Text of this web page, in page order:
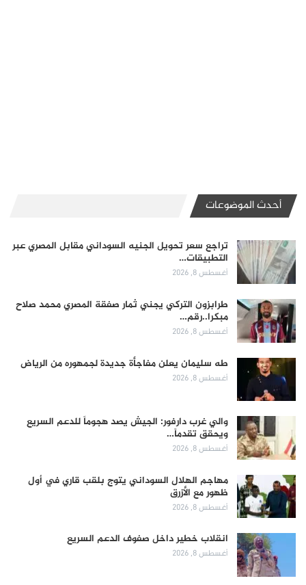
أحدث الموضوعات
تراجع سعر تحويل الجنيه السوداني مقابل المصري عبر
التطبيقات…
أغسطس 8, 2026
طرابزون التركي يجني ثمار صفقة المصري محمد صلاح
مبكرا..رقم…
أغسطس 8, 2026
طه سليمان يعلن مفاجأة جديدة لجمهوره من الرياض
أغسطس 8, 2026
والي غرب دارفور: الجيش يصد هجوماً للدعم السريع
ويحقق تقدماً…
أغسطس 8, 2026
مهاجم الهلال السوداني يتوج بلقب قاري في أول
ظهور مع الأزرق
أغسطس 8, 2026
انقلاب خطير داخل صفوف الدعم السريع
أغسطس 8, 2026